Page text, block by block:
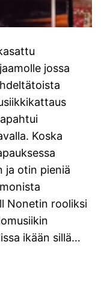
jossa
Koska
ja otin pieniä
Nonetin rooliksi
ikään sillä…